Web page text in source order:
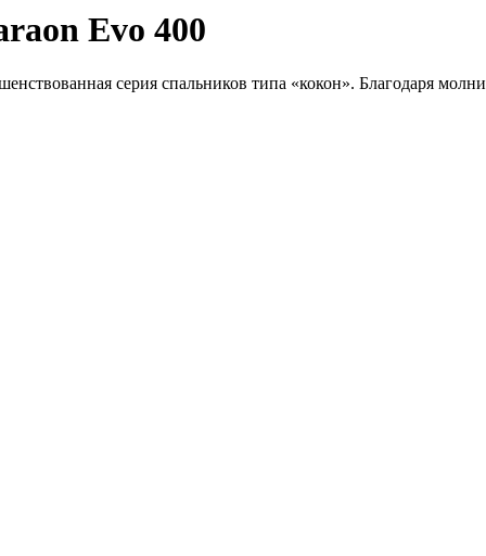
Evo 400
серия спальников типа «кокон». Благодаря